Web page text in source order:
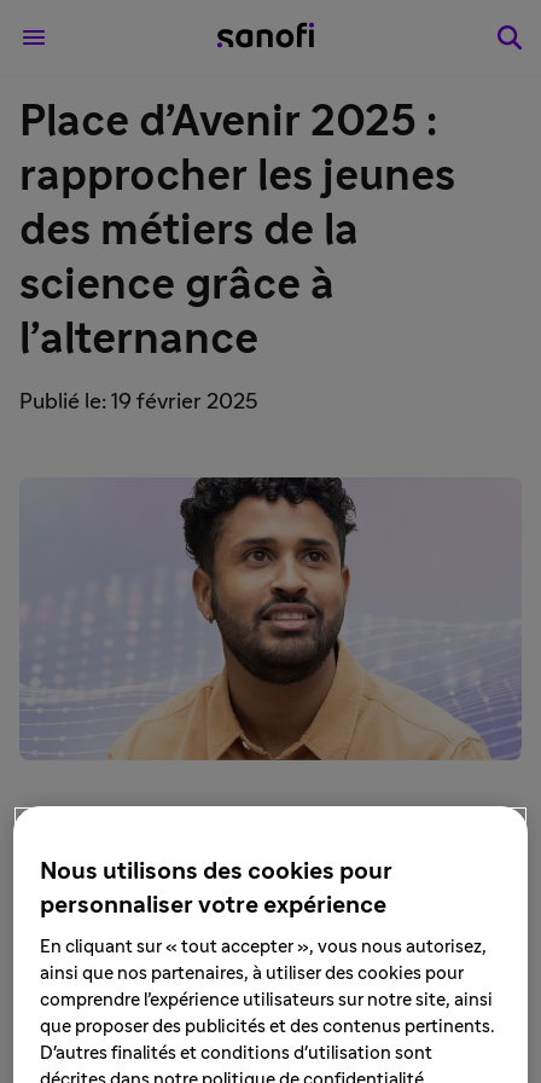
Place d’Avenir 2025 :
rapprocher les jeunes
des métiers de la
science grâce à
l’alternance
Publié le: 19 février 2025
Top départ le 20 mars de la 5
soutient l'employabilité des jeunes, en allant à
leur rencontre partout en France. Plus de 1 000
contrats d’alternance et de stage à pourvoir !
Participer à Place d’Avenir 2025
pour décrocher une alternance
Nous utilisons des cookies pour
personnaliser votre expérience
En cliquant sur « tout accepter », vous nous autorisez,
ainsi que nos partenaires, à utiliser des cookies pour
comprendre l’expérience utilisateurs sur notre site, ainsi
que proposer des publicités et des contenus pertinents.
D'autres finalités et conditions d'utilisation sont